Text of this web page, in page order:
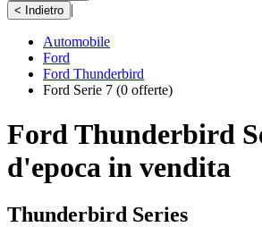
< Indietro |
Automobile
Ford
Ford Thunderbird
Ford Serie 7 (0 offerte)
Ford Thunderbird
d'epoca in vendita
Thunderbird Series